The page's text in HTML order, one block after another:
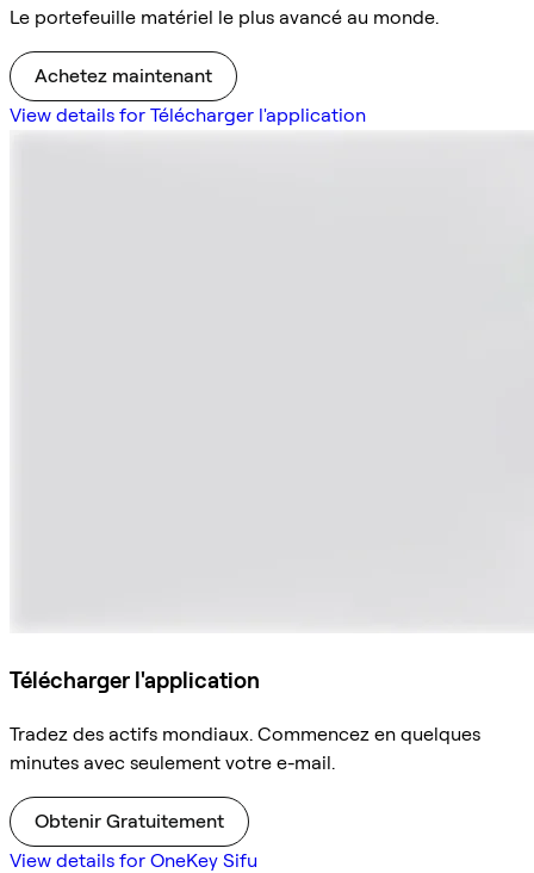
Le portefeuille matériel le plus avancé au monde.
Achetez maintenant
View details for Télécharger l'application
Télécharger l'application
Tradez des actifs mondiaux. Commencez en quelques
minutes avec seulement votre e-mail.
Obtenir Gratuitement
View details for OneKey Sifu